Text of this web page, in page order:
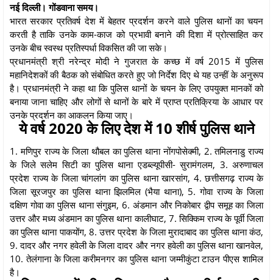
नई दिल्ली। गोंडवाना समय।
भारत सरकार प्रतिवर्ष देश में बेहतर प्रदर्शन करने वाले पुलिस थानों का चयन
करती है ताकि उनके काम-काज को प्रभावी बनाने की दिशा में प्रोत्‍साहित कर
उनके बीच स्‍वस्‍थ प्रतिस्‍पर्धा विकसित की जा सके।
प्रधानमंत्री श्री नरेन्‍द्र मोदी ने गुजरात के कच्‍छ में वर्ष 2015 में पुलिस
महानिदेशकों की बैठक को संबोधित करते हुए जो निर्देश दिए थे यह उन्‍हीं के अनुरूप
है। प्रधानमंत्री ने कहा था कि पुलिस थानों के चयन के लिए उपयुक्‍त मानकों को
बनाया जाना चाहिए और लोगों से थानों के बारे में प्राप्‍त प्रतिक्रि‍या के आधार पर
उनके प्रदर्शन का आकलन किया जाए।
ये वर्ष 2020 के लिए देश में 10 शीर्ष पुलिस थाने
1. मणिपुर राज्य के जिला थौबल का पुलिस थाना नोंगपोसेक्‍मी, 2. तमिलनाडु राज्य
के जिले सलेम सिटी का पुलिस थाना एडब्‍ल्‍यूपीसी- सुरामंगलम, 3. अरुणाचल
प्रदेश राज्य के जिला चांगलांग का पुलिस थाना खारसांग, 4. छत्तीसगढ़ राज्य के
जिला सूरजपुर का पुलिस थाना झिलमिल (भैया थाना), 5. गोवा राज्य के जिला
दक्षिण गोवा का पुलिस थाना संगुइम, 6. अंडमान और निकोबार द्वीप समूह का जिला
उत्तर और मध्य अंडमान का पुलिस थाना कालीघाट, 7. सिक्किम राज्य के पूर्वी जिला
का पुलिस थाना पाकयोंग, 8. उत्तर प्रदेश के जिला मुरादाबाद का पुलिस थाना कंठ,
9. दादर और नगर हवेली के जिला दादर और नगर हवेली का पुलिस थाना खानवेल,
10. तेलंगाना के जिला करीमनगर का पुलिस थाना जम्मीकुंटा टाउन पीएस शामिल
है।